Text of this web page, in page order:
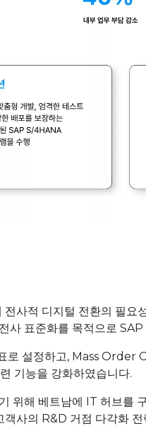
전사적 디지털 전환의 필요
전사 표준화를 목적으로 SAP
로 설정하고, Mass Order
기능을 강화하였습니다.
위해 베트남에 IT 허브를
객사의 R&D 거점 다각화 전